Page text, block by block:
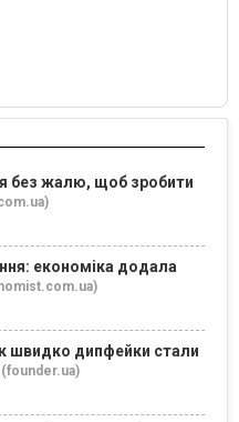
без жалю, щоб зробити
економіка додала
швидко дипфейки стали
(founder.ua)